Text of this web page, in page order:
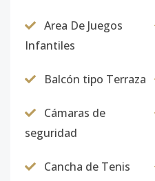
Area De Juegos
Infantiles
Balcón tipo Terraza
Cámaras de
seguridad
Cancha de Tenis